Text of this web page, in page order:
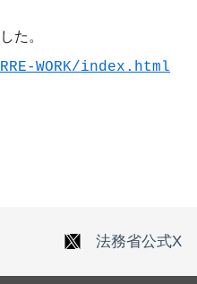
た。
WORK/index.html
法務省公式X